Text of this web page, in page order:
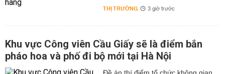
THỊ TRƯỜNG 3 giờ trước
Khu vực Công viên Cầu Giấy sẽ là điểm bắn
pháo hoa và phố đi bộ mới tại Hà Nội